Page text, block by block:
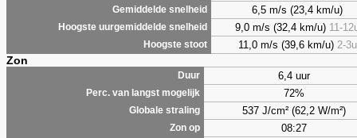
Gemiddelde snelheid 6,5 m/s (23,4 km/u)
Hoogste uurgemiddelde snelheid 9,0 m/s (32,4 km/u) 11-
Hoogste stoot 11,0 m/s (39,6 km/u) 2-3u
Zon
Duur 6,4 uur
Perc. van langst mogelijk 72%
Globale straling 537 J/cm² (62,2 W/m²)
Zon op 08:27